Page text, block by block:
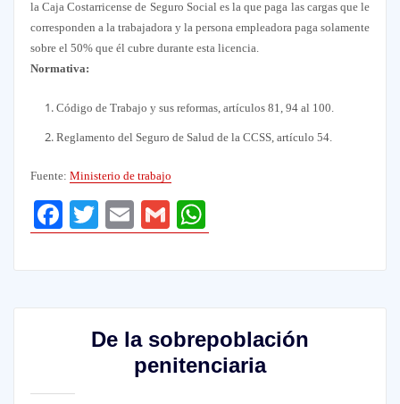
la Caja Costarricense de Seguro Social es la que paga las cargas que le
corresponden a la trabajadora y la persona empleadora paga solamente
sobre el 50% que él cubre durante esta licencia.
Normativa:
Código de Trabajo y sus reformas, artículos 81, 94 al 100.
Reglamento del Seguro de Salud de la CCSS, artículo 54.
Fuente: Ministerio de trabajo
Facebook
Twitter
Email
GmailWhatsApp
De la sobrepoblación
penitenciaria